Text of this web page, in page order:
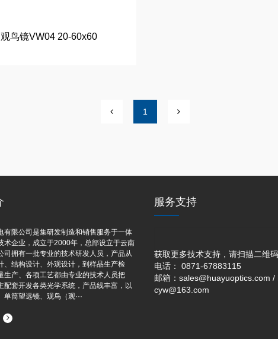
观鸟镜VW04 20-60x60
1
有限公司是集研发制造和销售服务于一体
术企业，成立于2000年，总部设立于云南
司拥有一批专业的技术研发人员，产品从
、结构设计、外观设计，到样品生产检
生产、各项工艺都由专业的技术人员把
配套开发各类光学系统，产品线丰富，以
单筒望远镜、观鸟（观···
服务支持
获取更多技术支持，请扫描二维码
电话： 0871-67883115
邮箱：sales@huayuoptics.com /
cyw@163.com